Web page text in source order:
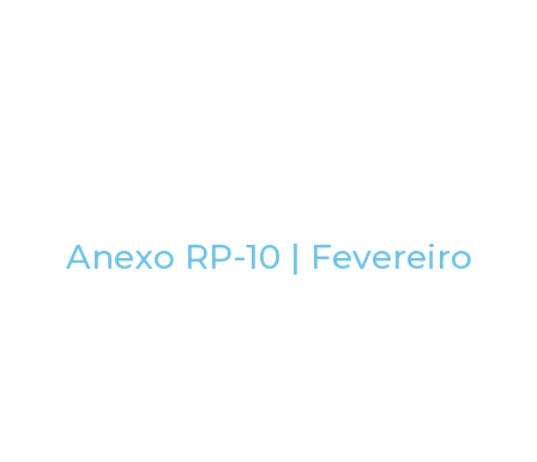
Anexo RP-10 | Fevereiro